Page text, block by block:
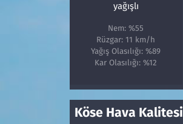
yağışlı
Nem: %55
Rüzgar: 11 km/h
Yağış Olasılığı: %89
Kar Olasılığı: %12
Köse Hava Kalitesi